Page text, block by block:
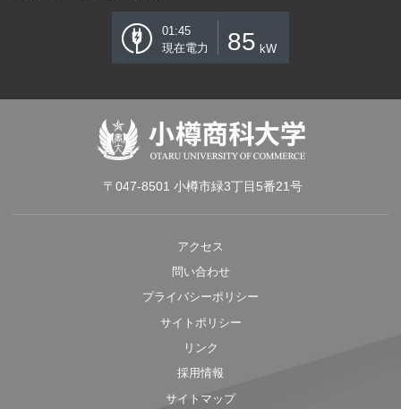
01:45
現在電力
85 kW
〒047-8501 小樽市緑3丁目5番21号
アクセス
問い合わせ
プライバシーポリシー
サイトポリシー
リンク
採用情報
サイトマップ